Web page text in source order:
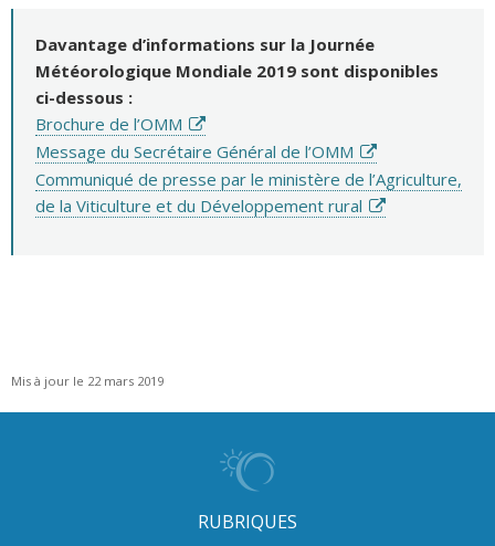
Davantage d’informations sur la Journée
Météorologique Mondiale 2019 sont disponibles
ci-dessous :
Brochure de l’OMM
Message du Secrétaire Général de l’OMM
Communiqué de presse par le ministère de l’Agriculture,
de la Viticulture et du Développement rural
Mis à jour le 22 mars 2019
RUBRIQUES